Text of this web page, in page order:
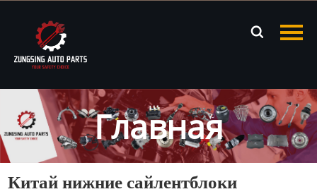

Продукция
Новости
О нас
Контакты
Главная
Китай нижние сайлентблоки